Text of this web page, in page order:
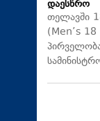
დაესწრო
თელავში
(Men’s